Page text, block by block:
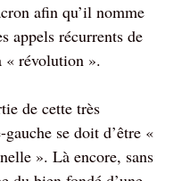
afin qu’il nomme
appels récurrents de
« révolution ».
de cette très
se doit d’être «
». Là encore, sans